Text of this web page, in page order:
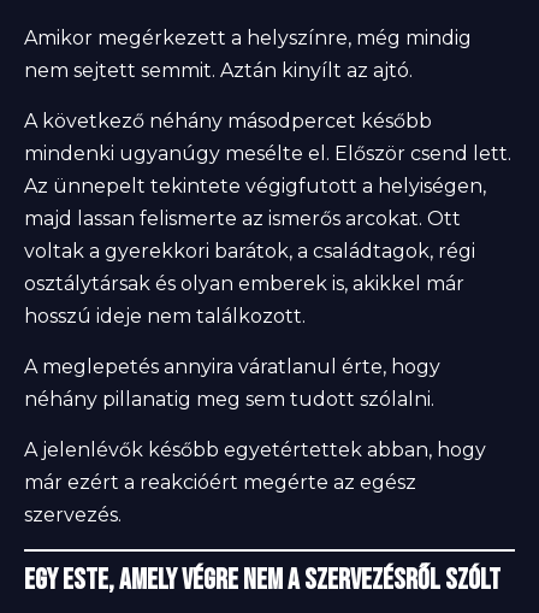
Amikor megérkezett a helyszínre, még mindig
nem sejtett semmit. Aztán kinyílt az ajtó.
A következő néhány másodpercet később
mindenki ugyanúgy mesélte el. Először csend lett.
Az ünnepelt tekintete végigfutott a helyiségen,
majd lassan felismerte az ismerős arcokat. Ott
voltak a gyerekkori barátok, a családtagok, régi
osztálytársak és olyan emberek is, akikkel már
hosszú ideje nem találkozott.
A meglepetés annyira váratlanul érte, hogy
néhány pillanatig meg sem tudott szólalni.
A jelenlévők később egyetértettek abban, hogy
már ezért a reakcióért megérte az egész
szervezés.
Egy este, amely végre nem a szervezésről szólt